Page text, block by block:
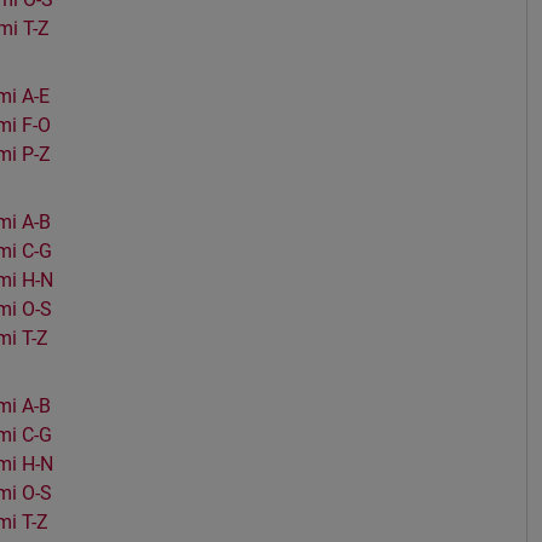
T-Z
A-E
F-O
P-Z
A-B
C-G
H-N
O-S
T-Z
A-B
C-G
H-N
O-S
T-Z